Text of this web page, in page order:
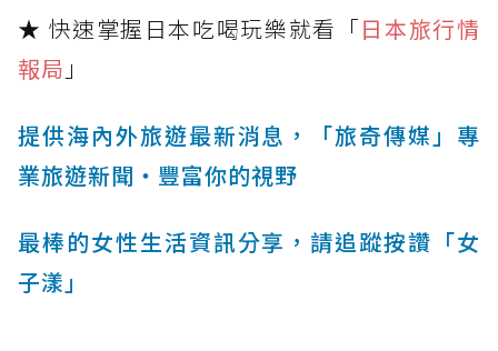
★ 快速掌握日本吃喝玩樂就看「日本旅行情
報局 」
提供海內外旅遊最新消息，「旅奇傳媒」專
業旅遊新聞‧豐富你的視野
最棒的女性生活資訊分享，請追蹤按讚「女
子漾」